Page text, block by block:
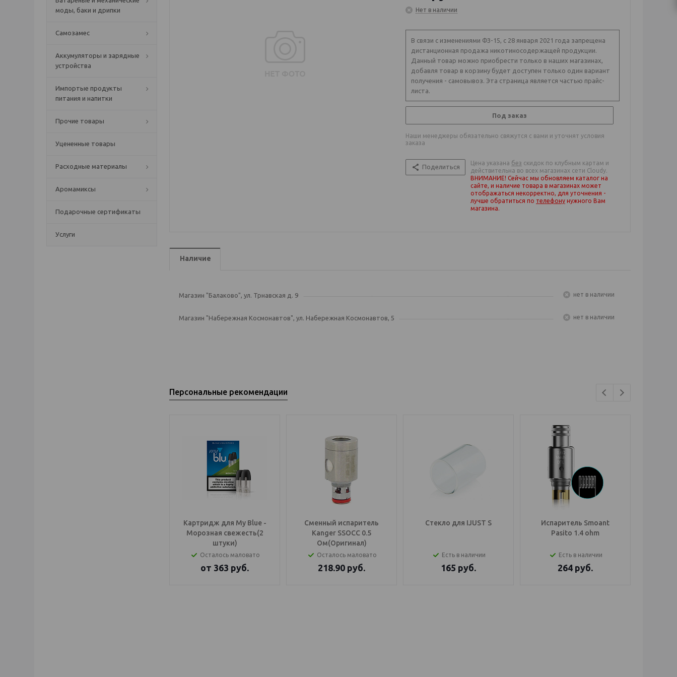
моды, баки и дрипки
Самозамес
Аккумуляторы и зарядные
устройства
Импортые продукты
питания и напитки
Прочие товары
Уцененные товары
Расходные материалы
Аромамиксы
Подарочные сертификаты
Услуги
Нет в наличии
В связи с изменениями ФЗ-15, с 28 января 2021 года запрещена
дистанционная продажа никотиносодержащей продукции.
Данный товар можно приобрести только в наших магазинах,
добавля товар в корзину будет доступен только один вариант
получения - самовывоз. Эта страница является частью прайс-
листа.
Под заказ
Наши менеджеры обязательно свяжутся с вами и уточнят условия
заказа
Поделиться
Цена указана без скидок по клубным картам и
действительна во всех магазинах сети Cloudy.
ВНИМАНИЕ! Сейчас мы обновляем каталог на
сайте, и наличие товара в магазинах может
отображаться некорректно, для уточнения -
лучше обратиться по телефону нужного Вам
магазина.
Наличие
Магазин "Балаково", ул. Трнавская д. 9 Нет в наличии
Магазин "Набережная Космонавтов", ул. Набережная Космонавтов, 5 Нет в наличии
Персональные рекомендации
Картридж для My Blue -
Морозная свежесть(2
штуки)
Осталось маловато
от 363 руб.
Сменный испаритель
Kanger SSOCC 0.5
Ом(Оригинал)
Осталось маловато
218.90 руб.
Стекло для IJUST S
Есть в наличии
165 руб.
Испаритель Smoant
Pasito 1.4 ohm
Есть в наличии
264 руб.